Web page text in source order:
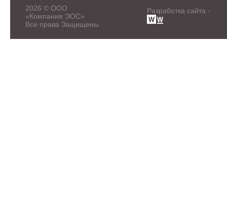
2026 © ООО
«Компания ЭОС»
Все права Защищены
Разработка сайта -